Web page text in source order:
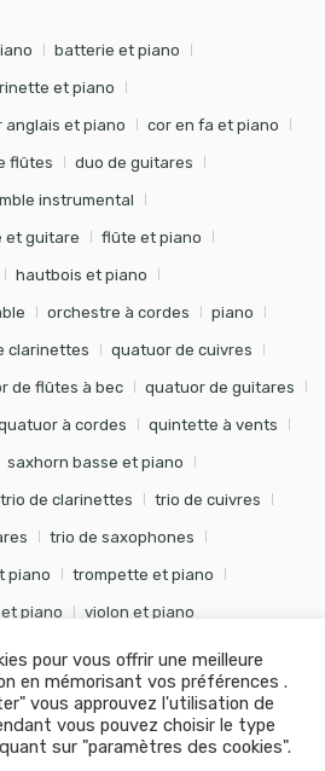
batterie et piano
et piano
anglais et piano cor en fa et piano
flûtes duo de guitares
instrumental
et guitare flûte et piano
hautbois et piano
orchestre à cordes piano
clarinettes quatuor de cuivres
de flûtes à bec quatuor de guitares
à cordes quintette à vents
saxhorn basse et piano
trio de clarinettes trio de cuivres
trio de saxophones
piano trompette et piano
piano violon et piano
droits réservés - Conception Khalid
pour vous offrir une meilleure
en mémorisant vos préférences .
vous approuvez l'utilisation de
vous pouvez choisir le type
sur "paramètres des cookies".